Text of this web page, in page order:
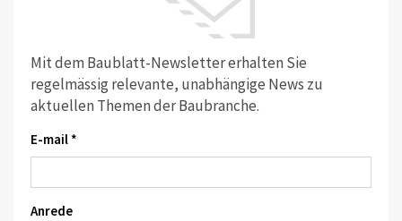
Mit dem Baublatt-Newsletter erhalten Sie
regelmässig relevante, unabhängige News zu
aktuellen Themen der Baubranche.
E-mail *
Anrede